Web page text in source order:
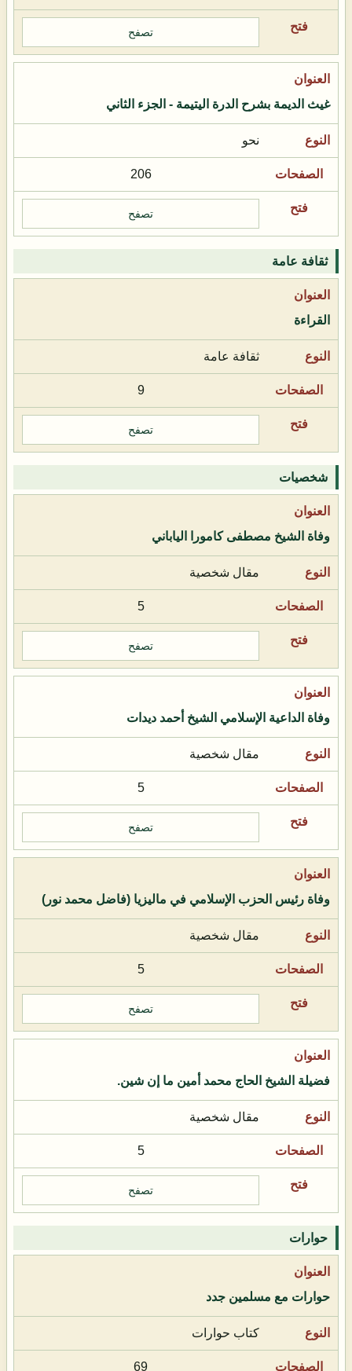
تصفح
غيث الديمة بشرح الدرة اليتيمة - الجزء الثاني
نحو
206
تصفح
ثقافة عامة
القراءة
ثقافة عامة
9
تصفح
شخصيات
وفاة الشيخ مصطفى كامورا الياباني
مقال شخصية
5
تصفح
وفاة الداعية الإسلامي الشيخ أحمد ديدات
مقال شخصية
5
تصفح
وفاة رئيس الحزب الإسلامي في ماليزيا (فاضل محمد نور)
مقال شخصية
5
تصفح
فضيلة الشيخ الحاج محمد أمين ما إن شين.
مقال شخصية
5
تصفح
حوارات
حوارات مع مسلمين جدد
كتاب حوارات
69